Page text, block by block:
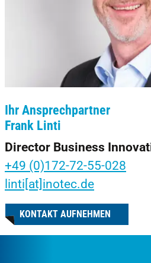
Ihr Ansprechpartner
Frank Linti
Director Business
+49 (0)172-72-55-028
linti[at]inotec.de
KONTAKT AUFNEHMEN